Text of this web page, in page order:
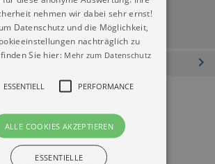
nehmen wir dabei sehr ernst!
Datenschutz und die Möglichkeit,
nachträglich zu
Sie hier: Mehr zum Datenschutz
ESSENTIELL PERFORMANCE
ALLE COOKIES AKZEPTIEREN
ESSENTIELLE